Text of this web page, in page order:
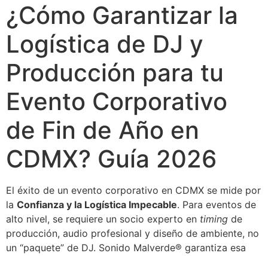
¿Cómo Garantizar la
Logística de DJ y
Producción para tu
Evento Corporativo
de Fin de Año en
CDMX? Guía 2026
El éxito de un evento corporativo en CDMX se mide por
la Confianza y la Logística Impecable. Para eventos de
alto nivel, se requiere un socio experto en timing de
producción, audio profesional y diseño de ambiente, no
un “paquete” de DJ. Sonido Malverde® garantiza esa